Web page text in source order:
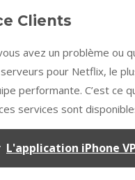
Clients
avez un problème ou
pour Netflix, le
performante. C’est ce
services sont
L'application iPhone